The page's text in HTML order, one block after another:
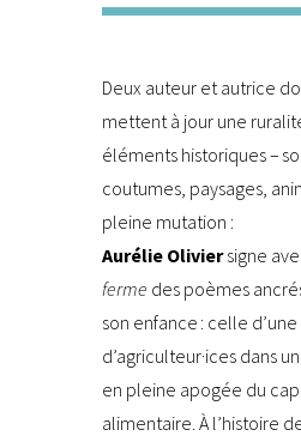
Deux auteur et autrice
mettent à jour une
éléments historiques –
coutumes, paysages,
pleine mutation :
Aurélie Oliviersigne
ferme des poèmes
son enfance : celle
d’agriculteur·ices dans
en pleine apogée du
alimentaire. À l’histoire